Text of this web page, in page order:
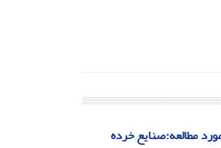
مطالعه:صنایع خرده